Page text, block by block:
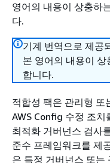
영어의 내용이 상충하
다.
기계 번역으로 제공
본 영어의 내용이
합니다.
적합성 팩은 관리형 또
AWS Config 수정 조
최적화 거버넌스 검사
준수 프레임워크를 제
은 특정 거버넌스 또는